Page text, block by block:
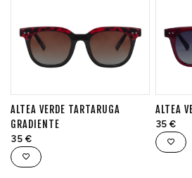
ALTEA VERDE TARTARUGA
GRADIENTE
35 €
ALTEA
35 €